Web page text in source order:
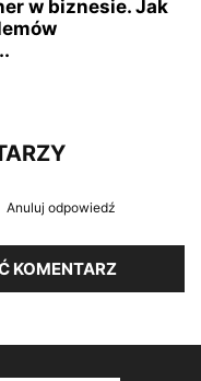
w biznesie. Jak
Anuluj odpowiedź
KOMENTARZ